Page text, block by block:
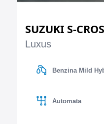
SUZUKI S-
Luxus
Benzina Mild
Automata